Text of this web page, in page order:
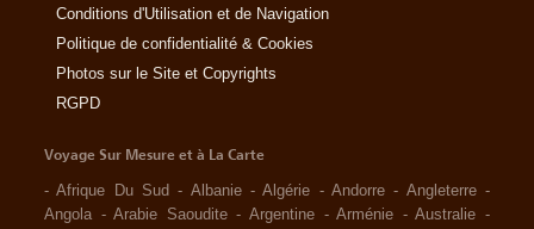
Conditions d'Utilisation et de Navigation
Politique de confidentialité & Cookies
Photos sur le Site et Copyrights
RGPD
Voyage Sur Mesure et à La Carte
-Afrique Du Sud - Albanie -Algérie -Andorre - Angleterre -
Angola -Arabie Saoudite -Argentine -Arménie -Australie -